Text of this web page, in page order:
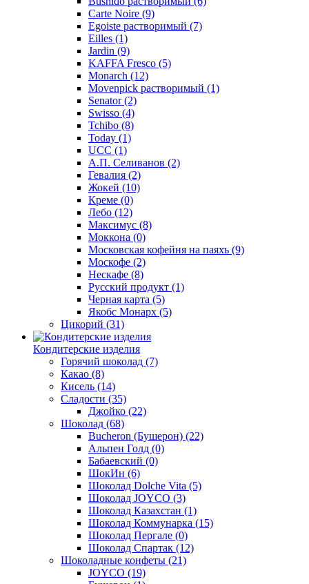
Carte Noire (9)
Egoiste растворимый (7)
Eilles (1)
Jardin (9)
KAFFA Fresco (5)
Monarch (12)
Movenpick растворимый (1)
Senator(2)
Swisso (4)
Tchibo (8)
Today (1)
UCC (1)
А.П. Селиванов (2)
Гевалия (2)
Жокей (10)
Креме (0)
Лебо (12)
Максимус (8)
Моккона (0)
Московская кофейня на паяхъ (9)
Москофе (2)
Нескафе (8)
Русский продукт (1)
Черная карта (5)
Якобс Монарх (5)
Цикорий (31)
Кондитерские изделия
Горячий шоколад (7)
Какао (8)
Кисель (14)
Сладости (35)
Джойко (22)
Шоколад (68)
Bucheron (Бушерон) (22)
Альпен Голд (0)
Бабаевский (0)
ШокИн (6)
Шоколад Dolche Vita (5)
Шоколад JOYCO (3)
Шоколад Казахстан (1)
Шоколад Коммунарка (15)
Шоколад Пергале (0)
Шоколад Спартак (12)
Шоколадные конфеты (21)
JOYCO (19)